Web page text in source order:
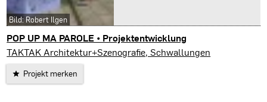
POP UP MA PAROLE • Projektentwicklung
TAKTAK Architektur+Szenografie, Schwallungen
Projekt merken
Bild: Robert Ilgen